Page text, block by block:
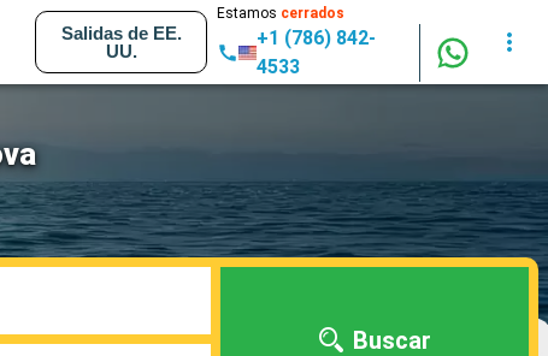
Salidas de EE.
UU.
Estamos cerrados
+1 (786) 842-
4533
Buscar